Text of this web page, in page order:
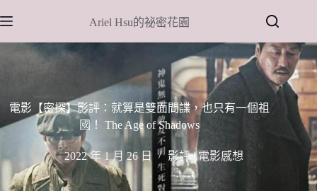
至
主
Ariel Hsu的祕密花園
電影【密探】影評：就算是雙面間諜，也只有一個祖
國！ The Age of Shadows
2022 年 1 月 26 日 影評 | 電影感想